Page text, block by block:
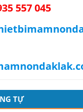
557 045
TỰ